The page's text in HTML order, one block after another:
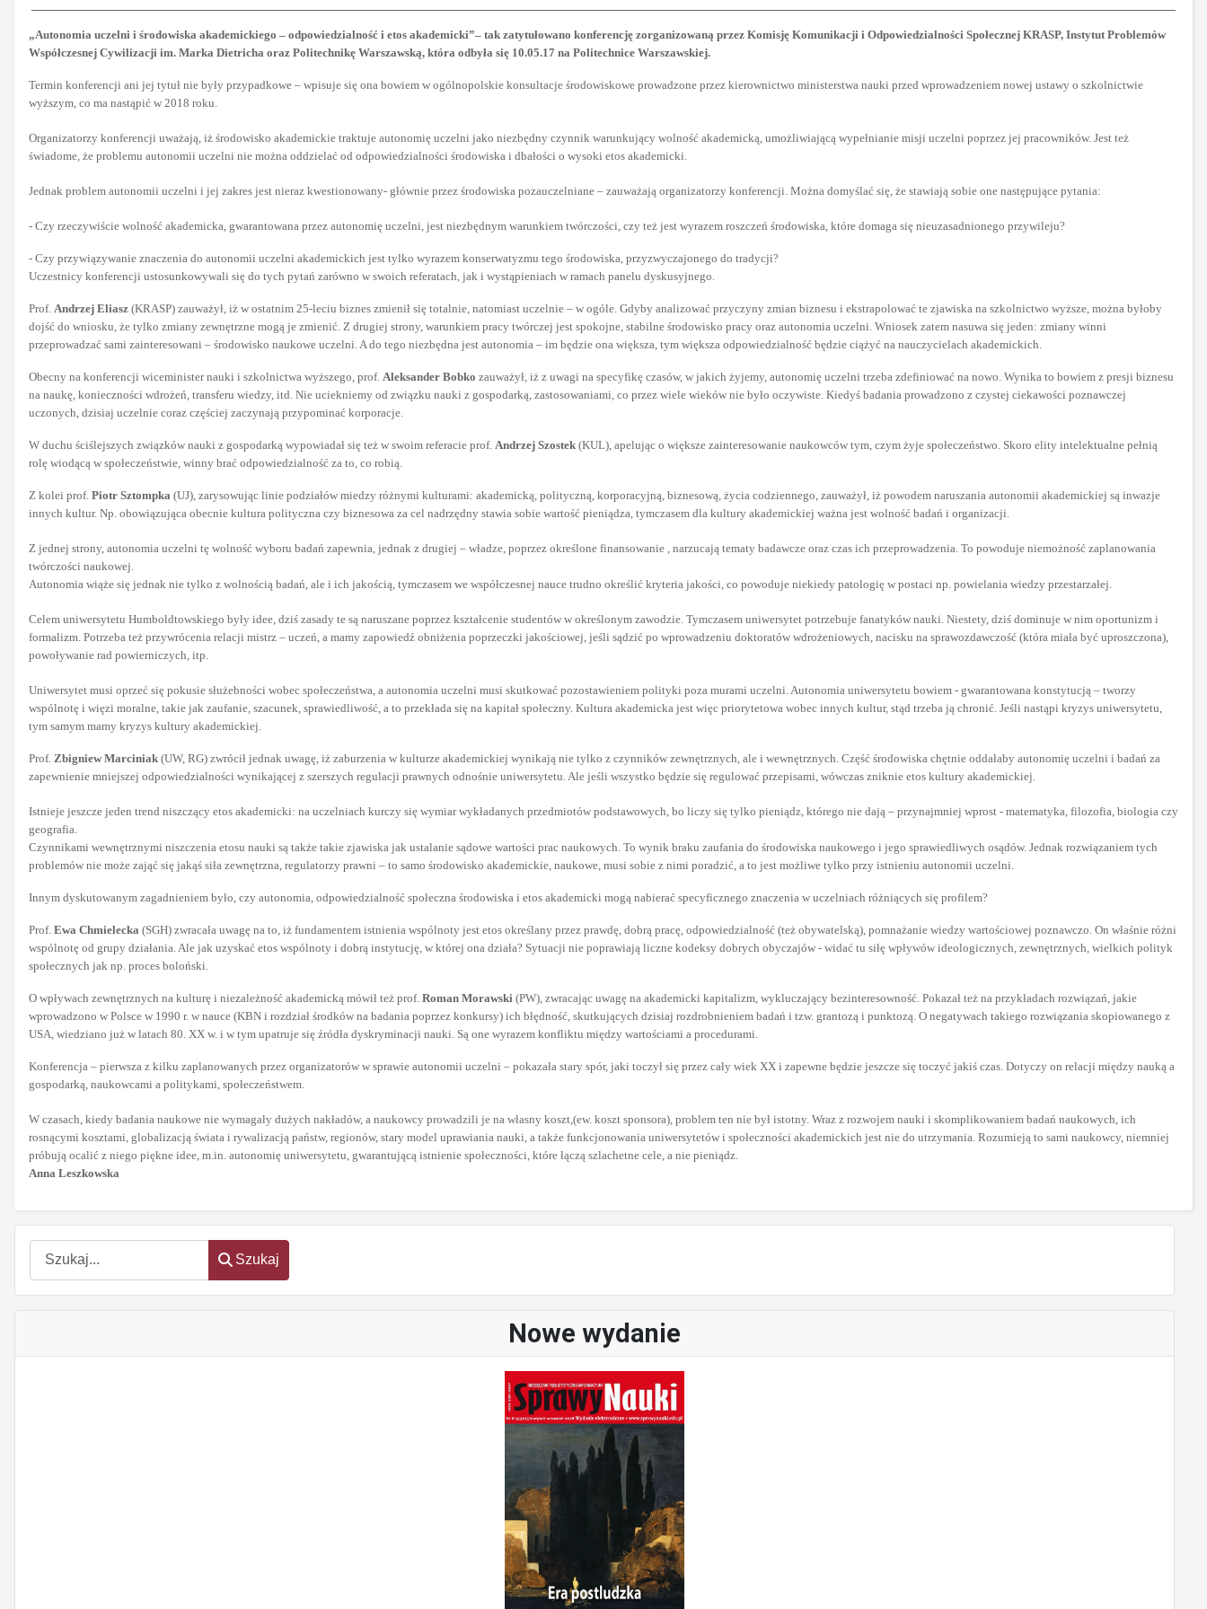
Szukaj
Szukaj
Nowe wydanie
„Autonomia uczelni i środowiska akademickiego – odpowiedzialność i etos akademicki”– tak zatytułowano konferencję zorganizowaną przez Komisję Komunikacji i Odpowiedzialności Społecznej KRASP, Instytut Problemów
Współczesnej Cywilizacji im. Marka Dietricha oraz Politechnikę Warszawską, która odbyła się 10.05.17 na Politechnice Warszawskiej.
Termin konferencji ani jej tytuł nie były przypadkowe – wpisuje się ona bowiem w ogólnopolskie konsultacje środowiskowe prowadzone przez kierownictwo ministerstwa nauki przed wprowadzeniem nowej ustawy o szkolnictwie
wyższym, co ma nastąpić w 2018 roku.
Organizatorzy konferencji uważają, iż środowisko akademickie traktuje autonomię uczelni jako niezbędny czynnik warunkujący wolność akademicką, umożliwiającą wypełnianie misji uczelni poprzez jej pracowników. Jest też
świadome, że problemu autonomii uczelni nie można oddzielać od odpowiedzialności środowiska i dbałości o wysoki etos akademicki.
Jednak problem autonomii uczelni i jej zakres jest nieraz kwestionowany- głównie przez środowiska pozauczelniane – zauważają organizatorzy konferencji. Można domyślać się, że stawiają sobie one następujące pytania:
- Czy rzeczywiście wolność akademicka, gwarantowana przez autonomię uczelni, jest niezbędnym warunkiem twórczości, czy też jest wyrazem roszczeń środowiska, które domaga się nieuzasadnionego przywileju?
- Czy przywiązywanie znaczenia do autonomii uczelni akademickich jest tylko wyrazem konserwatyzmu tego środowiska, przyzwyczajonego do tradycji?
Uczestnicy konferencji ustosunkowywali się do tych pytań zarówno w swoich referatach, jak i wystąpieniach w ramach panelu dyskusyjnego.
Prof. Andrzej Eliasz (KRASP) zauważył, iż w ostatnim 25-leciu biznes zmienił się totalnie, natomiast uczelnie – w ogóle. Gdyby analizować przyczyny zmian biznesu i ekstrapolować te zjawiska na szkolnictwo wyższe, można byłoby
dojść do wniosku, że tylko zmiany zewnętrzne mogą je zmienić. Z drugiej strony, warunkiem pracy twórczej jest spokojne, stabilne środowisko pracy oraz autonomia uczelni. Wniosek zatem nasuwa się jeden: zmiany winni
przeprowadzać sami zainteresowani – środowisko naukowe uczelni. A do tego niezbędna jest autonomia – im będzie ona większa, tym większa odpowiedzialność będzie ciążyć na nauczycielach akademickich.
Obecny na konferencji wiceminister nauki i szkolnictwa wyższego, prof. Aleksander Bobko zauważył, iż z uwagi na specyfikę czasów, w jakich żyjemy, autonomię uczelni trzeba zdefiniować na nowo. Wynika to bowiem z presji biznesu
na naukę, konieczności wdrożeń, transferu wiedzy, itd. Nie uciekniemy od związku nauki z gospodarką, zastosowaniami, co przez wiele wieków nie było oczywiste. Kiedyś badania prowadzono z czystej ciekawości poznawczej
uczonych, dzisiaj uczelnie coraz częściej zaczynają przypominać korporacje.
W duchu ściślejszych związków nauki z gospodarką wypowiadał się też w swoim referacie prof. Andrzej Szostek (KUL), apelując o większe zainteresowanie naukowców tym, czym żyje społeczeństwo. Skoro elity intelektualne pełnią
rolę wiodącą w społeczeństwie, winny brać odpowiedzialność za to, co robią.
Z kolei prof. Piotr Sztompka (UJ), zarysowując linie podziałów miedzy różnymi kulturami: akademicką, polityczną, korporacyjną, biznesową, życia codziennego, zauważył, iż powodem naruszania autonomii akademickiej są inwazje
innych kultur. Np. obowiązująca obecnie kultura polityczna czy biznesowa za cel nadrzędny stawia sobie wartość pieniądza, tymczasem dla kultury akademickiej ważna jest wolność badań i organizacji.
Z jednej strony, autonomia uczelni tę wolność wyboru badań zapewnia, jednak z drugiej – władze, poprzez określone finansowanie , narzucają tematy badawcze oraz czas ich przeprowadzenia. To powoduje niemożność zaplanowania
twórczości naukowej.
Autonomia wiąże się jednak nie tylko z wolnością badań, ale i ich jakością, tymczasem we współczesnej nauce trudno określić kryteria jakości, co powoduje niekiedy patologię w postaci np. powielania wiedzy przestarzałej.
Celem uniwersytetu Humboldtowskiego były idee, dziś zasady te są naruszane poprzez kształcenie studentów w określonym zawodzie. Tymczasem uniwersytet potrzebuje fanatyków nauki. Niestety, dziś dominuje w nim oportunizm i
formalizm. Potrzeba też przywrócenia relacji mistrz – uczeń, a mamy zapowiedź obniżenia poprzeczki jakościowej, jeśli sądzić po wprowadzeniu doktoratów wdrożeniowych, nacisku na sprawozdawczość (która miała być uproszczona),
powoływanie rad powierniczych, itp.
Uniwersytet musi oprzeć się pokusie służebności wobec społeczeństwa, a autonomia uczelni musi skutkować pozostawieniem polityki poza murami uczelni. Autonomia uniwersytetu bowiem - gwarantowana konstytucją – tworzy
wspólnotę i więzi moralne, takie jak zaufanie, szacunek, sprawiedliwość, a to przekłada się na kapitał społeczny. Kultura akademicka jest więc priorytetowa wobec innych kultur, stąd trzeba ją chronić. Jeśli nastąpi kryzys uniwersytetu,
tym samym mamy kryzys kultury akademickiej.
Prof. Zbigniew Marciniak (UW, RG) zwrócił jednak uwagę, iż zaburzenia w kulturze akademickiej wynikają nie tylko z czynników zewnętrznych, ale i wewnętrznych. Część środowiska chętnie oddałaby autonomię uczelni i badań za
zapewnienie mniejszej odpowiedzialności wynikającej z szerszych regulacji prawnych odnośnie uniwersytetu. Ale jeśli wszystko będzie się regulować przepisami, wówczas zniknie etos kultury akademickiej.
Istnieje jeszcze jeden trend niszczący etos akademicki: na uczelniach kurczy się wymiar wykładanych przedmiotów podstawowych, bo liczy się tylko pieniądz, którego nie dają – przynajmniej wprost - matematyka, filozofia, biologia czy
geografia.
Czynnikami wewnętrznymi niszczenia etosu nauki są także takie zjawiska jak ustalanie sądowe wartości prac naukowych. To wynik braku zaufania do środowiska naukowego i jego sprawiedliwych osądów. Jednak rozwiązaniem tych
problemów nie może zająć się jakąś siła zewnętrzna, regulatorzy prawni – to samo środowisko akademickie, naukowe, musi sobie z nimi poradzić, a to jest możliwe tylko przy istnieniu autonomii uczelni.
Innym dyskutowanym zagadnieniem było, czy autonomia, odpowiedzialność społeczna środowiska i etos akademicki mogą nabierać specyficznego znaczenia w uczelniach różniących się profilem?
Prof. Ewa Chmielecka (SGH) zwracała uwagę na to, iż fundamentem istnienia wspólnoty jest etos określany przez prawdę, dobrą pracę, odpowiedzialność (też obywatelską), pomnażanie wiedzy wartościowej poznawczo. On właśnie różni
wspólnotę od grupy działania. Ale jak uzyskać etos wspólnoty i dobrą instytucję, w której ona działa? Sytuacji nie poprawiają liczne kodeksy dobrych obyczajów - widać tu siłę wpływów ideologicznych, zewnętrznych, wielkich polityk
społecznych jak np. proces boloński.
O wpływach zewnętrznych na kulturę i niezależność akademicką mówił też prof. Roman Morawski (PW), zwracając uwagę na akademicki kapitalizm, wykluczający bezinteresowność. Pokazał też na przykładach rozwiązań, jakie
wprowadzono w Polsce w 1990 r. w nauce (KBN i rozdział środków na badania poprzez konkursy) ich błędność, skutkujących dzisiaj rozdrobnieniem badań i tzw. grantozą i punktozą. O negatywach takiego rozwiązania skopiowanego z
USA, wiedziano już w latach 80. XX w. i w tym upatruje się źródła dyskryminacji nauki. Są one wyrazem konfliktu między wartościami a procedurami.
Konferencja – pierwsza z kilku zaplanowanych przez organizatorów w sprawie autonomii uczelni – pokazała stary spór, jaki toczył się przez cały wiek XX i zapewne będzie jeszcze się toczyć jakiś czas. Dotyczy on relacji między nauką a
gospodarką, naukowcami a politykami, społeczeństwem.
W czasach, kiedy badania naukowe nie wymagały dużych nakładów, a naukowcy prowadzili je na własny koszt,(ew. koszt sponsora), problem ten nie był istotny. Wraz z rozwojem nauki i skomplikowaniem badań naukowych, ich
rosnącymi kosztami, globalizacją świata i rywalizacją państw, regionów, stary model uprawiania nauki, a także funkcjonowania uniwersytetów i społeczności akademickich jest nie do utrzymania. Rozumieją to sami naukowcy, niemniej
próbują ocalić z niego piękne idee, m.in. autonomię uniwersytetu, gwarantującą istnienie społeczności, które łączą szlachetne cele, a nie pieniądz.
Anna Leszkowska